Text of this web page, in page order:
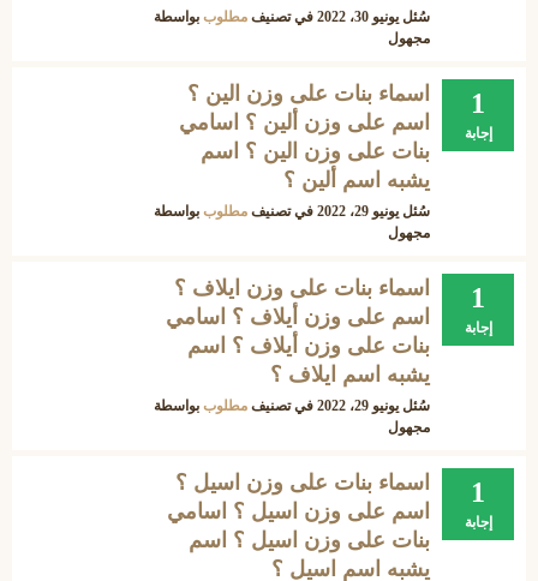
سُئل يونيو 30، 2022 في تصنيف مطلوب بواسطة
مجهول
1
إجابة
اسماء بنات على وزن الين ؟
اسم على وزن ألين ؟ اسامي
بنات على وزن الين ؟ اسم
يشبه اسم ألين ؟
سُئل يونيو 29، 2022 في تصنيف مطلوب بواسطة
مجهول
1
إجابة
اسماء بنات على وزن ايلاف ؟
اسم على وزن أيلاف ؟ اسامي
بنات على وزن أيلاف ؟ اسم
يشبه اسم ايلاف ؟
سُئل يونيو 29، 2022 في تصنيف مطلوب بواسطة
مجهول
1
إجابة
اسماء بنات على وزن اسيل ؟
اسم على وزن اسيل ؟ اسامي
بنات على وزن اسيل ؟ اسم
يشبه اسم اسيل ؟